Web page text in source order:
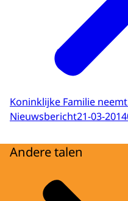
Koninklijke Familie
Nieuwsbericht21-03-2014
Andere talen